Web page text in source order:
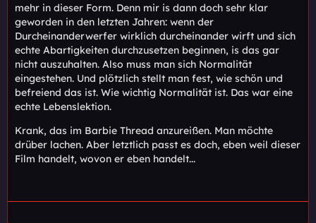
mehr in dieser Form. Denn mir is dann doch sehr klar
geworden in den letzten Jahren: wenn der
Durcheinanderwerfer wirklich durcheinander wirft und sich
echte Abartigkeiten durchzusetzen beginnen, is das gar
nicht auszuhalten. Also muss man sich Normalität
eingestehen. Und plötzlich stellt man fest, wie schön und
befreiend das ist. Wie wichtig Normalität ist. Das war eine
echte Lebenslektion.
Krank, das im Barbie Thread anzureißen. Man möchte
drüber lachen. Aber letztlich passt es doch, eben weil dieser
Film handelt, wovon er eben handelt...